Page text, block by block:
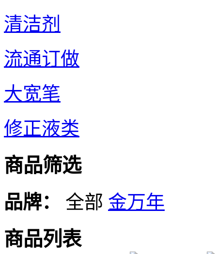
清洁剂
流通订做
大宽笔
修正液类
商品筛选
品牌： 全部 金万年
商品列表